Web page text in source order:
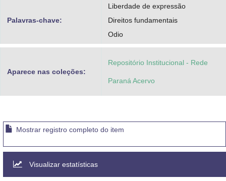
Palavras-chave:
Liberdade de expressão
Direitos fundamentais
Odio
Aparece nas coleções:
Repositório Institucional - Rede
Paraná Acervo
Mostrar registro completo do item
Visualizar estatísticas